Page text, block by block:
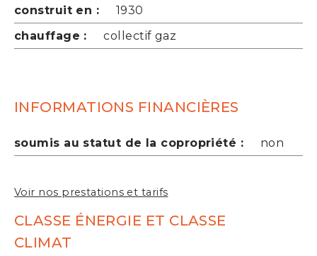
construit en :
1930
chauffage :
collectif gaz
INFORMATIONS FINANCIÈRES
soumis au statut de la copropriété : non
Voir nos prestations et tarifs
CLASSE ÉNERGIE ET CLASSE
CLIMAT